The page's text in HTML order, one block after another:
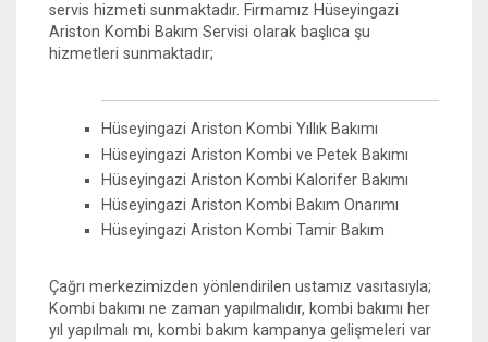
servis hizmeti sunmaktadır. Firmamız Hüseyingazi
Ariston Kombi Bakım Servisi olarak başlıca şu
hizmetleri sunmaktadır;
Hüseyingazi Ariston Kombi Yıllık Bakımı
Hüseyingazi Ariston Kombi ve Petek Bakımı
Hüseyingazi Ariston Kombi Kalorifer Bakımı
Hüseyingazi Ariston Kombi Bakım Onarımı
Hüseyingazi Ariston Kombi Tamir Bakım
Çağrı merkezimizden yönlendirilen ustamız vasıtasıyla;
Kombi bakımı ne zaman yapılmalıdır, kombi bakımı her
yıl yapılmalı mı, kombi bakım kampanya gelişmeleri var